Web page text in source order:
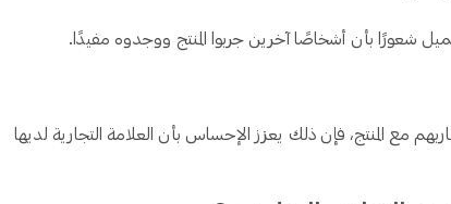
شعورًا بأن أشخاصًا آخرين جربوا المنتج ووجدوه مفيدًا.
مع المنتج، فإن ذلك يعزز الإحساس بأن العلامة التجارية لديها